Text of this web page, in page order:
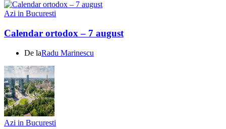
Azi in Bucuresti
Calendar ortodox – 7 august
De laRadu Marinescu
Azi in Bucuresti